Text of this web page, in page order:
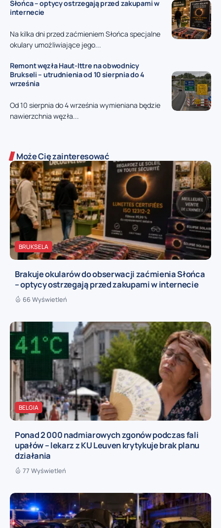
Słońca – optycy ostrzegają przed zakupami w
internecie
Na kilka dni przed zaćmieniem Słońca specjalne
okulary umożliwiające jego...
Remont węzła Haut-Ittre na obwodnicy
Brukseli – utrudnienia od 10 sierpnia do 4
września
Od 10 sierpnia do 4 września wymieniana będzie
nawierzchnia węzła...
Może Cię zainteresować
BRUKSELA
Brakuje okularów do obserwacji zaćmienia Słońca
– optycy ostrzegają przed zakupami w internecie
66 Wyświetleń
BELGIA
Ponad 2 000 nadmiarowych zgonów podczas fali
upałów – lekarz z KU Leuven krytykuje brak planu
działania
77 Wyświetleń